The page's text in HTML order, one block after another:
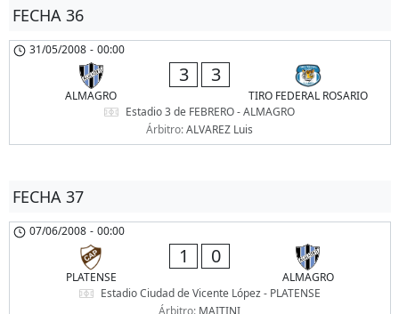
FECHA 36
31/05/2008 - 00:00
ALMAGRO
3 3
TIRO FEDERAL ROSARIO
Estadio 3 de FEBRERO - ALMAGRO
Árbitro:ALVAREZ Luis
FECHA 37
07/06/2008 - 00:00
PLATENSE
1 0
ALMAGRO
Estadio Ciudad de Vicente López - PLATENSE
Árbitro: MAITINI